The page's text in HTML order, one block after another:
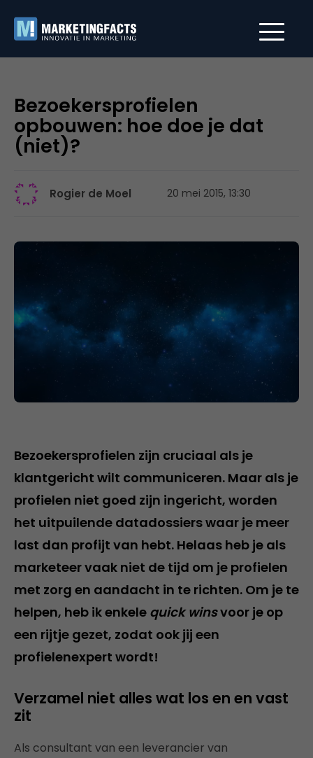
Bezoekersprofielen
opbouwen: hoe doe je dat
(niet)?
Rogier de Moel 20 mei 2015, 13:30
Bezoekersprofielen zijn cruciaal als je
klantgericht wilt communiceren. Maar als je
profielen niet goed zijn ingericht, worden
het uitpuilende datadossiers waar je meer
last dan profijt van hebt. Helaas heb je als
marketeer vaak niet de tijd om je profielen
met zorg en aandacht in te richten. Om je te
helpen, heb ik enkele quick winsvoor je op
een rijtje gezet, zodat ook jij een
profielenexpert wordt!
Verzamel niet alles wat los en en vast
zit
Als consultant van een leverancier van